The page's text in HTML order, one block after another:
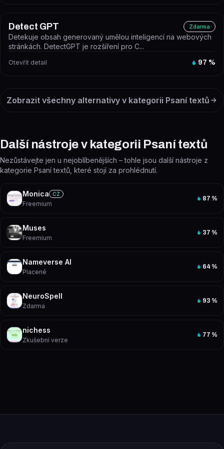
Detect GPT Zdarma
Detekuje obsah generovaný umělou inteligencí na webových
stránkách. DetectGPT je rozšíření pro C...
Otevřít detail 97 %
Zobrazit všechny alternativy v kategorii Psaní textů
Další nástroje v kategorii Psaní textů
Nezůstávejte jen u nejoblíbenějších – tohle jsou další nástroje z
kategorie Psaní textů, které stojí za prohlédnutí.
Monica CZ
Freemium
87 %
Muses
Freemium
37 %
Nameverse AI
Placené
64 %
NeuroSpell
Zdarma
93 %
nichess
Zkušební verze
77 %